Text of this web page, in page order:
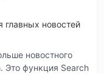
главных новостей
новостного
Это функция Search